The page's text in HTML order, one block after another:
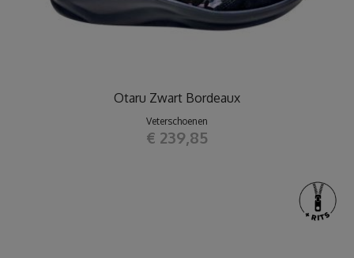
Otaru Zwart Bordeaux
Veterschoenen
€ 239,85